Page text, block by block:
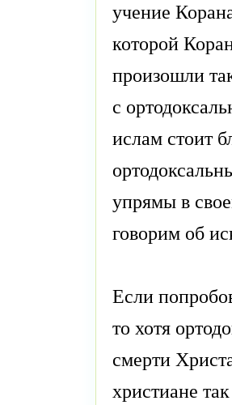
учение
которой
произошли
с
ислам стоит
упрямы в
говорим об
Если
то хотя
смерти
христиане